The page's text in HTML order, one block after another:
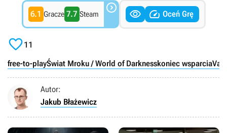
6.1 Gracze 7.7 Steam    Oceń Grę
11
free-to-playŚwiat Mroku / World of Darknesskoniec wsparcia
Autor:
Jakub Błażewicz